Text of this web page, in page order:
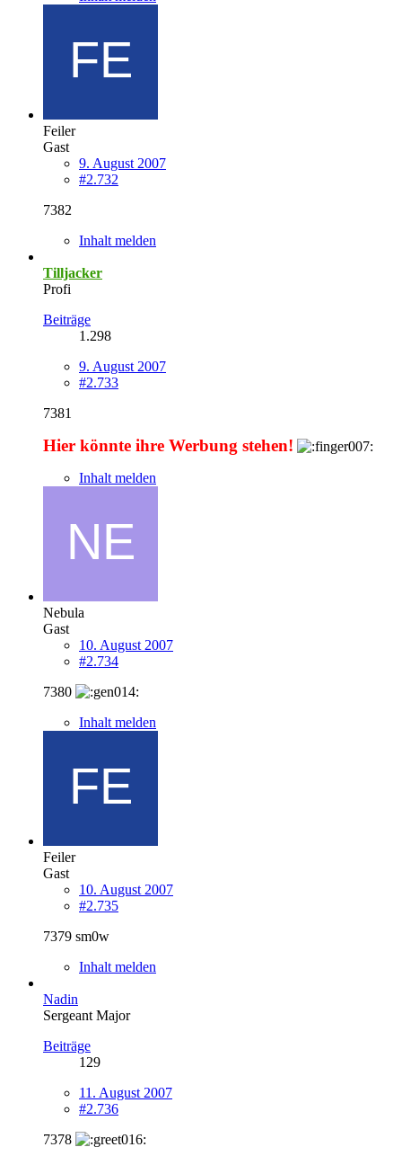
Feiler
Gast
9. August 2007
#2.732
7382
Inhalt melden
Tilljacker
Profi
Beiträge
1.298
9. August 2007
#2.733
7381
Hier könnte ihre Werbung stehen!
Inhalt melden
Nebula
Gast
10. August 2007
#2.734
7380
Inhalt melden
Feiler
Gast
10. August 2007
#2.735
7379 sm0w
Inhalt melden
Nadin
Sergeant Major
Beiträge
129
11. August 2007
#2.736
7378